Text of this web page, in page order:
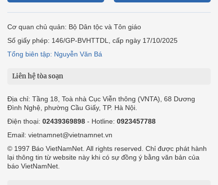
Cơ quan chủ quản: Bộ Dân tộc và Tôn giáo
Số giấy phép: 146/GP-BVHTTDL, cấp ngày 17/10/2025
Tổng biên tập: Nguyễn Văn Bá
Liên hệ tòa soạn
Địa chỉ: Tầng 18, Toà nhà Cục Viễn thông (VNTA), 68 Dương
Đình Nghệ, phường Cầu Giấy, TP. Hà Nội.
Điện thoại: 02439369898 - Hotline: 0923457788
Email: vietnamnet@vietnamnet.vn
© 1997 Báo VietNamNet. All rights reserved. Chỉ được phát hành
lại thông tin từ website này khi có sự đồng ý bằng văn bản của
báo VietNamNet.